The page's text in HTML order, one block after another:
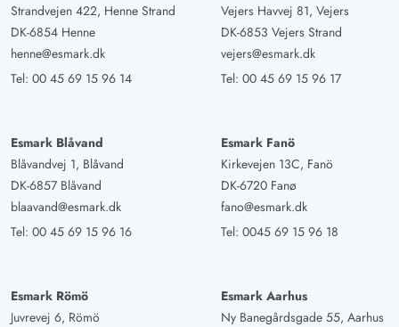
Strandvejen 422, Henne Strand
DK-6854 Henne
henne@esmark.dk
Tel: 00 45 69 15 96 14
Vejers Havvej 81, Vejers
DK-6853 Vejers Strand
vejers@esmark.dk
Tel: 00 45 69 15 96 17
Esmark Blåvand
Blåvandvej 1, Blåvand
DK-6857 Blåvand
blaavand@esmark.dk
Tel: 00 45 69 15 96 16
Esmark Fanö
Kirkevejen 13C, Fanö
DK-6720 Fanø
fano@esmark.dk
Tel: 0045 69 15 96 18
Esmark Römö
Juvrevej 6, Römö
Esmark Aarhus
Ny Banegårdsgade 55, Aarhus